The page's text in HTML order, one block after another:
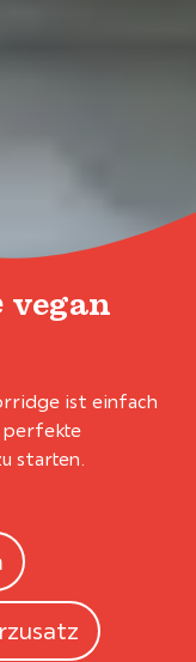
vegan
ist einfach
perfekte
starten.